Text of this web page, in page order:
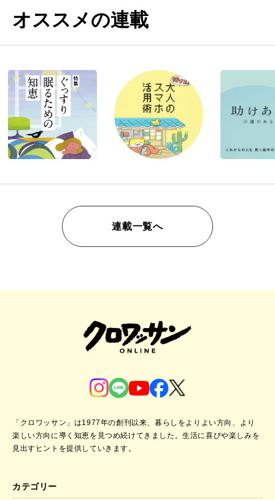
オススメの連載
連載一覧へ
「クロワッサン」は1977年の創刊以来、暮らしをよりよい方向、より
楽しい方向に導く知恵を見つめ続けてきました。生活に喜びや楽しみを
見出すヒントを提供していきます。
カテゴリー